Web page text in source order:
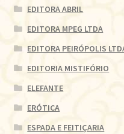
EDITORA ABRIL
EDITORA MPEG LTDA
EDITORA PEIRÓPOLIS
EDITORIA MISTIFÓRIO
ELEFANTE
ERÓTICA
ESPADA E FEITIÇARIA